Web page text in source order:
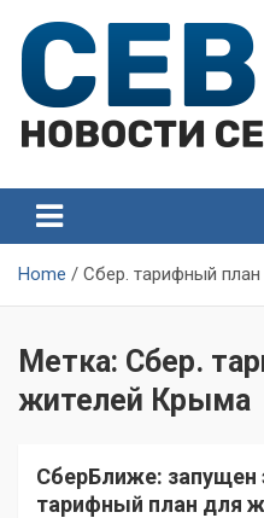
content
Севастополя
Севастополя
Home Сбер. тарифный
Метка: Сбер.
жителей Крыма
СберБлиже: запущен
тарифный план для